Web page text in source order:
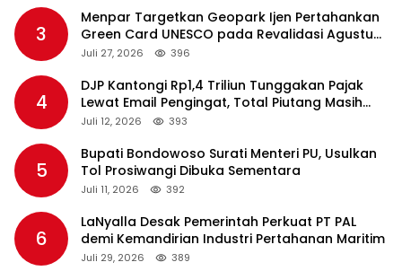
3
Menpar Targetkan Geopark Ijen Pertahankan
Green Card UNESCO pada Revalidasi Agustus
2026
Juli 27, 2026 396
4
DJP Kantongi Rp1,4 Triliun Tunggakan Pajak
Lewat Email Pengingat, Total Piutang Masih
Rp36 Triliun
Juli 12, 2026 393
5
Bupati Bondowoso Surati Menteri PU, Usulkan
Tol Prosiwangi Dibuka Sementara
Juli 11, 2026 392
6
LaNyalla Desak Pemerintah Perkuat PT PAL
demi Kemandirian Industri Pertahanan Maritim
Juli 29, 2026 389